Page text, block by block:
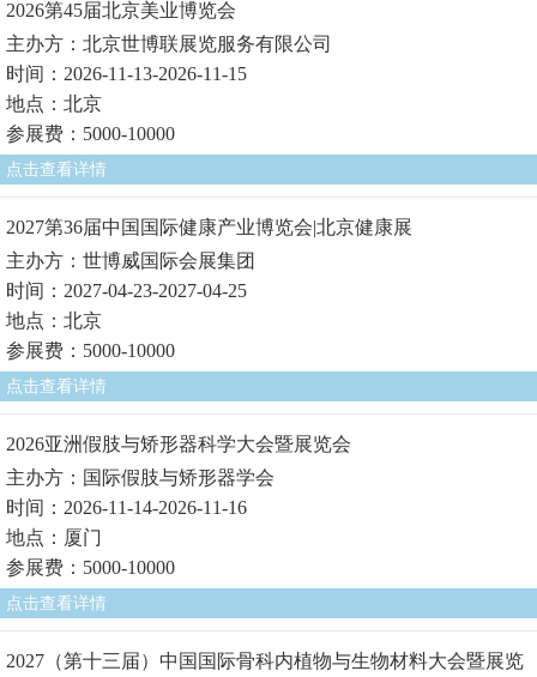
2026第45届北京美业博览会
主办方：北京世博联展览服务有限公司
时间：2026-11-13-2026-11-15
地点：北京
参展费：5000-10000
点击查看详情
2027第36届中国国际健康产业博览会|北京健康展
主办方：世博威国际会展集团
时间：2027-04-23-2027-04-25
地点：北京
参展费：5000-10000
点击查看详情
2026亚洲假肢与矫形器科学大会暨展览会
主办方：国际假肢与矫形器学会
时间：2026-11-14-2026-11-16
地点：厦门
参展费：5000-10000
点击查看详情
2027（第十三届）中国国际骨科内植物与生物材料大会暨展览